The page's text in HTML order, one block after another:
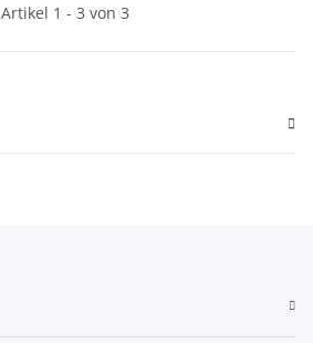
Artikel 1 - 3 von 3